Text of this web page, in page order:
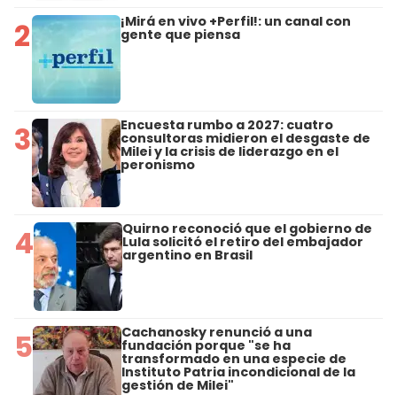
2 ¡Mirá en vivo +Perfil!: un canal con
gente que piensa
3 Encuesta rumbo a 2027: cuatro
consultoras midieron el desgaste de
Milei y la crisis de liderazgo en el
peronismo
4 Quirno reconoció que el gobierno de
Lula solicitó el retiro del embajador
argentino en Brasil
5 Cachanosky renunció a una
fundación porque "se ha
transformado en una especie de
Instituto Patria incondicional de la
gestión de Milei"